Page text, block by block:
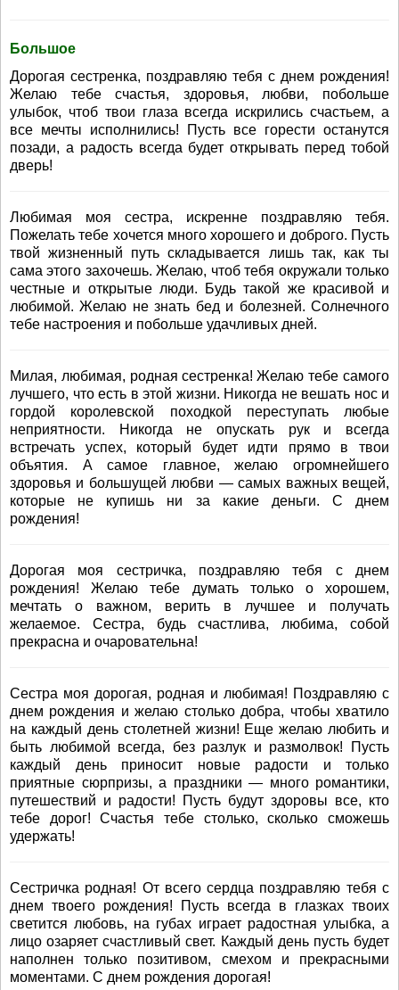
Большое
Дорогая сестренка, поздравляю тебя с днем рождения!
Желаю тебе счастья, здоровья, любви, побольше
улыбок, чтоб твои глаза всегда искрились счастьем, а
все мечты исполнились! Пусть все горести останутся
позади, а радость всегда будет открывать перед тобой
дверь!
Любимая моя сестра, искренне поздравляю тебя.
Пожелать тебе хочется много хорошего и доброго. Пусть
твой жизненный путь складывается лишь так, как ты
сама этого захочешь. Желаю, чтоб тебя окружали только
честные и открытые люди. Будь такой же красивой и
любимой. Желаю не знать бед и болезней. Солнечного
тебе настроения и побольше удачливых дней.
Милая, любимая, родная сестренка! Желаю тебе самого
лучшего, что есть в этой жизни. Никогда не вешать нос и
гордой королевской походкой переступать любые
неприятности. Никогда не опускать рук и всегда
встречать успех, который будет идти прямо в твои
объятия. А самое главное, желаю огромнейшего
здоровья и большущей любви ― самых важных вещей,
которые не купишь ни за какие деньги. С днем
рождения!
Дорогая моя сестричка, поздравляю тебя с днем
рождения! Желаю тебе думать только о хорошем,
мечтать о важном, верить в лучшее и получать
желаемое. Сестра, будь счастлива, любима, собой
прекрасна и очаровательна!
Сестра моя дорогая, родная и любимая! Поздравляю с
днем рождения и желаю столько добра, чтобы хватило
на каждый день столетней жизни! Еще желаю любить и
быть любимой всегда, без разлук и размолвок! Пусть
каждый день приносит новые радости и только
приятные сюрпризы, а праздники — много романтики,
путешествий и радости! Пусть будут здоровы все, кто
тебе дорог! Счастья тебе столько, сколько сможешь
удержать!
Сестричка родная! От всего сердца поздравляю тебя с
днем твоего рождения! Пусть всегда в глазках твоих
светится любовь, на губах играет радостная улыбка, а
лицо озаряет счастливый свет. Каждый день пусть будет
наполнен только позитивом, смехом и прекрасными
моментами. С днем рождения дорогая!